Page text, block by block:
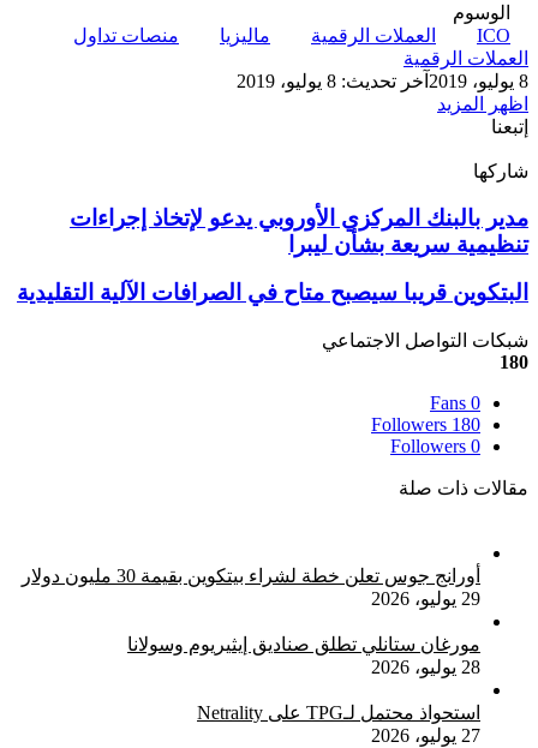
الوسوم
ICO
العملات الرقمية ماليزيا
منصات تداول
العملات الرقمية
8 يوليو، 2019
آخر تحديث: 8 يوليو، 2019
اظهر المزيد
إتبعنا
شاركها
مدير
بالبنك
المركزي
الأوروبي
يدعو
لإتخاذ
إجراءات
تنظيمية
سريعة
بشأن
ليبرا
مدير بالبنك المركزي الأوروبي يدعو لإتخاذ إجراءات
تنظيمية سريعة بشأن ليبرا
البتكوين
سيصبح
متاح
الصرافات
الآلية
التقليدية
البتكوين قريبا سيصبح متاح في الصرافات الآلية التقليدية
شبكات التواصل الاجتماعي
180
0
Fans
180
Followers
0
Followers
مقالات ذات صلة
أورانج جوس تعلن خطة لشراء بيتكوين بقيمة 30 مليون دولار
29 يوليو، 2026
مورغان ستانلي تطلق صناديق إيثيريوم وسولانا
28 يوليو، 2026
استحواذ محتمل لـTPG على Netrality
27 يوليو، 2026